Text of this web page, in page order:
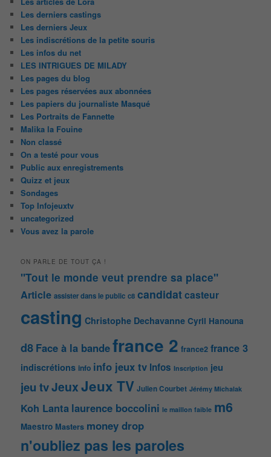
Les derniers castings
Les derniers Jeux
Les indiscrétions de la petite souris
Les infos du net
LES INTRIGUES DE MILADY
Les pages du blog
Les pages réservées aux abonnées
Les papiers du journaliste Masqué
Les Portraits de Fannette
Malika la Fouine
Non classé
On a testé pour vous
Public aux enregistrements
Quizz et jeux
Sondages
Top Infojeuxtv
uncategorized
Vous avez la parole
ON PARLE DE TOUT ÇA !
"Tout le monde veut prendre sa place"
Article assister dans le public c8 candidatcasteur
casting Christophe Dechavanne Cyril Hanouna
d8 Face à la bandefrance 2 france2 france 3
indiscrétions info info jeux tv Infos Inscription jeu
jeu tvJeuxJeux TV Julien Courbet Jérémy Michalak
Koh Lanta laurence boccolini le maillon faible m6
Maestro Masters money drop
n'oubliez pas les paroles